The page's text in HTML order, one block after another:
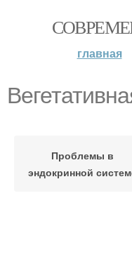
главная
Проблемы в
эндокринной